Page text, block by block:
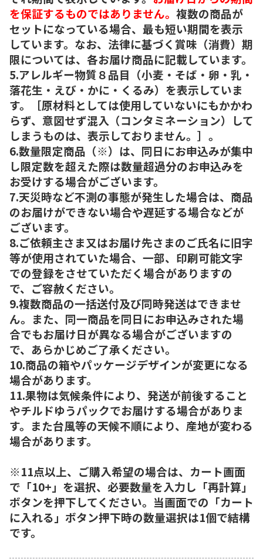
を保証するものではありません。 複数の商品が
セットになっている場合、最も短い期間を表示
しています。なお、法律に基づく賞味（消費）期
限については、各お届け商品に記載しています。
5.アレルギー物質８品目（小麦・そば・卵・乳・
落花生・えび・かに・くるみ）を表示していま
す。［原材料としては使用していないにもかかわ
らず、意図せず混入（コンタミネーション）して
しまうものは、表示しておりません。］。
6.数量限定商品（※）は、同日にお申込みが集中
し限定数を超えた際は数量超過分のお申込みを
お受けする場合がございます。
7.天災時など不測の事態が発生した場合は、商品
のお届けができない場合や遅延する場合などが
ございます。
8.ご依頼主さま又はお届け先さまのご氏名に旧字
等が使用されていた場合、一部、印刷可能文字
での登録をさせていただく場合がありますの
で、ご容赦ください。
9.複数商品の一括送付及び同時発送はできませ
ん。また、同一商品を同日にお申込みされた場
合でもお届け日が異なる場合がございますの
で、あらかじめご了承ください。
10.商品の箱やパッケージデザインが変更になる
場合があります。
11.果物は気候条件により、発送が前後すること
やチルドゆうパックでお届けする場合がありま
す。また台風等の天候不順により、産地が変わる
場合があります。
※11点以上、ご購入希望の場合は、カート画面
で「10+」を選択、必要数量を入力し「再計算」
ボタンを押下してください。当画面での「カート
に入れる」ボタン押下時の数量選択は1個で結構
です。